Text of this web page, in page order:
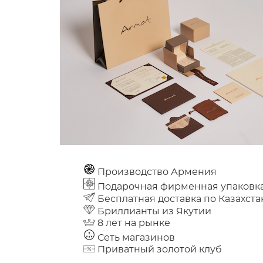
Производство Армения
Подарочная фирменная
Бесплатная доставка по
Бриллианты из Якутии
8 лет на рынке
Сеть магазинов
Приватный золотой клуб